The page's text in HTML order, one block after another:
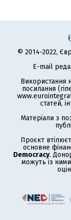
© 2014-2022,
E-mail
Використання
посилання
статей,
Матеріали з
Проєкт
основне
Democracy.
можуть із